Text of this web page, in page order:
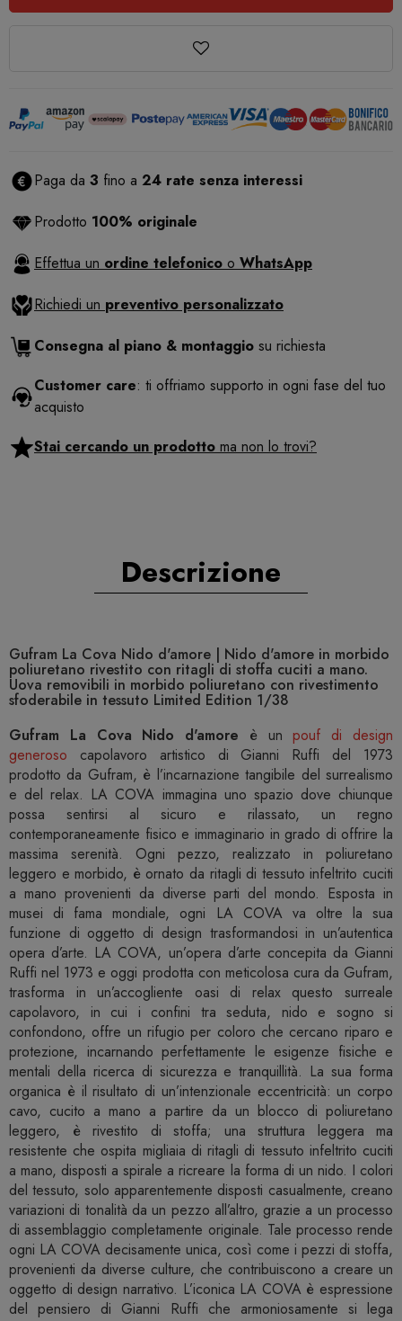
Paga da 3 fino a 24 rate senza interessi
Prodotto 100% originale
Effettua un ordine telefonico o WhatsApp
Richiedi un preventivo personalizzato
Consegna al piano & montaggio su richiesta
Customer care: ti offriamo supporto in ogni fase del tuo
acquisto
Stai cercando un prodotto ma non lo trovi?
Descrizione
Gufram La Cova Nido d'amore | Nido d'amore in morbido
poliuretano rivestito con ritagli di stoffa cuciti a mano.
Uova removibili in morbido poliuretano con rivestimento
sfoderabile in tessuto Limited Edition 1/38
Gufram La Cova Nido d'amore è unpouf di design
generoso capolavoro artistico di Gianni Ruffi del 1973
prodotto da Gufram, è l’incarnazione tangibile del surrealismo
e del relax. LA COVA immagina uno spazio dove chiunque
possa sentirsi al sicuro e rilassato, un regno
contemporaneamente fisico e immaginario in grado di offrire la
massima serenità. Ogni pezzo, realizzato in poliuretano
leggero e morbido, è ornato da ritagli di tessuto infeltrito cuciti
a mano provenienti da diverse parti del mondo. Esposta in
musei di fama mondiale, ogni LA COVA va oltre la sua
funzione di oggetto di design trasformandosi in un’autentica
opera d’arte. LA COVA, un’opera d’arte concepita da Gianni
Ruffi nel 1973 e oggi prodotta con meticolosa cura da Gufram,
trasforma in un’accogliente oasi di relax questo surreale
capolavoro, in cui i confini tra seduta, nido e sogno si
confondono, offre un rifugio per coloro che cercano riparo e
protezione, incarnando perfettamente le esigenze fisiche e
mentali della ricerca di sicurezza e tranquillità. La sua forma
organica è il risultato di un’intenzionale eccentricità: un corpo
cavo, cucito a mano a partire da un blocco di poliuretano
leggero, è rivestito di stoffa; una struttura leggera ma
resistente che ospita migliaia di ritagli di tessuto infeltrito cuciti
a mano, disposti a spirale a ricreare la forma di un nido. I colori
del tessuto, solo apparentemente disposti casualmente, creano
variazioni di tonalità da un pezzo all’altro, grazie a un processo
di assemblaggio completamente originale. Tale processo rende
ogni LA COVA decisamente unica, così come i pezzi di stoffa,
provenienti da diverse culture, che contribuiscono a creare un
oggetto di design narrativo. L’iconica LA COVA è espressione
del pensiero di Gianni Ruffi che armoniosamente si lega